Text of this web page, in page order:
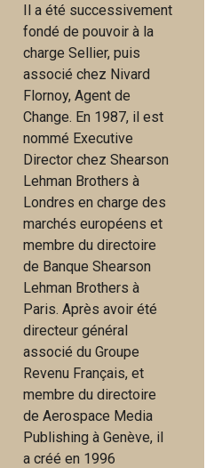
Il a été successivement
fondé de pouvoir à la
charge Sellier, puis
associé chez Nivard
Flornoy, Agent de
Change. En 1987, il est
nommé Executive
Director chez Shearson
Lehman Brothers à
Londres en charge des
marchés européens et
membre du directoire
de Banque Shearson
Lehman Brothers à
Paris. Après avoir été
directeur général
associé du Groupe
Revenu Français, et
membre du directoire
de Aerospace Media
Publishing à Genève, il
a créé en 1996